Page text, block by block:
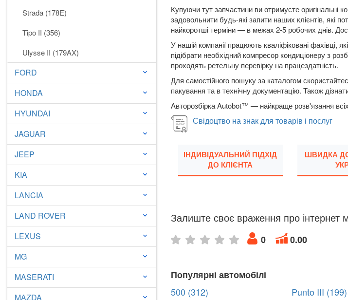
Strada (178E)
Tipo II (356)
Ulysse II (179AX)
FORD keyboard_arrow_down
HONDA keyboard_arrow_down
HYUNDAI keyboard_arrow_down
JAGUAR keyboard_arrow_down
JEEP keyboard_arrow_down
KIA keyboard_arrow_down
LANCIA keyboard_arrow_down
LAND ROVER keyboard_arrow_down
LEXUS keyboard_arrow_down
MG keyboard_arrow_down
MASERATI keyboard_arrow_down
MAZDA keyboard_arrow_down
Купуючи тут запчастини ви отримуєте оригінальні
задовольнити будь-які запити наших клієнтів, які
найкоротші терміни — в межах 2-5 робочих днів.
У нашій компанії працюють кваліфіковані фахівці,
підібрати необхідний компресор кондиціонеру з
проходять ретельну перевірку на працездатність.
Для самостійного пошуку за каталогом
пакування та в технічну документацію. Також
Авторозбірка Autobot™ — найкраще розв'язання
Свідоцтво на знак для товарів і послуг
ІНДИВІДУАЛЬНИЙ ПІДХІД
ДО КЛІЄНТА
ШВИДКА
Залиште своє враження про інтернет
0 0.00
Популярні автомобілі
500 (312)
Punto III (199)